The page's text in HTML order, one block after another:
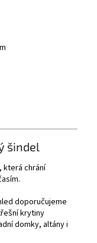
šindel
která chrání
doporučujeme
krytiny
domky, altány i